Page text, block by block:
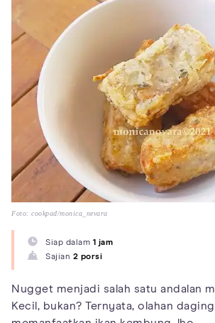
Foto: cookpad/monica_nevara
Siap dalam 1 jam
Sajian 2 porsi
Nugget menjadi salah satu andalan
Kecil, bukan? Ternyata, olahan